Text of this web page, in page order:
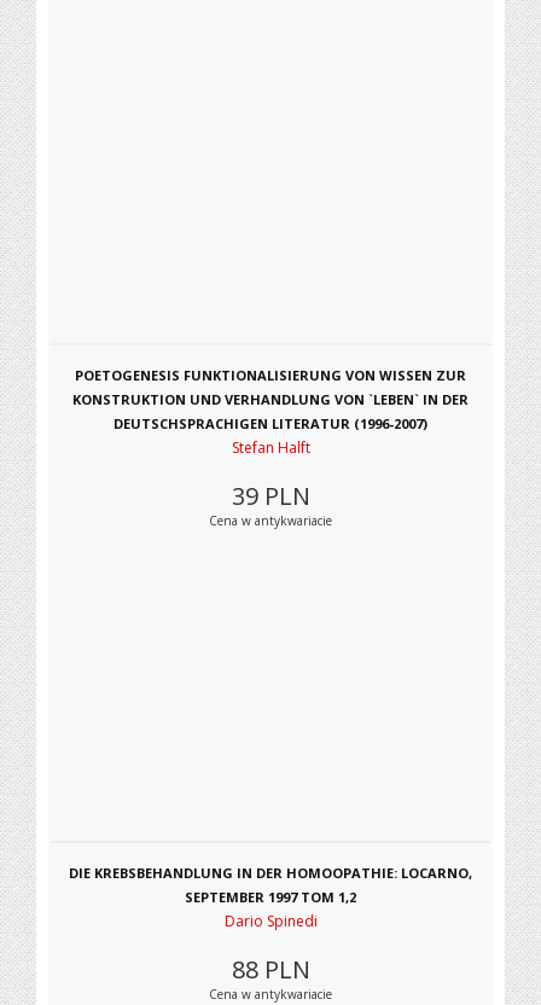
POETOGENESIS FUNKTIONALISIERUNG VON WISSEN ZUR
KONSTRUKTION UND VERHANDLUNG VON `LEBEN` IN DER
DEUTSCHSPRACHIGEN LITERATUR (1996-2007)
Stefan Halft
39 PLN
Cena w antykwariacie
DIE KREBSBEHANDLUNG IN DER HOMOOPATHIE: LOCARNO,
SEPTEMBER 1997 TOM 1,2
Dario Spinedi
88 PLN
Cena w antykwariacie